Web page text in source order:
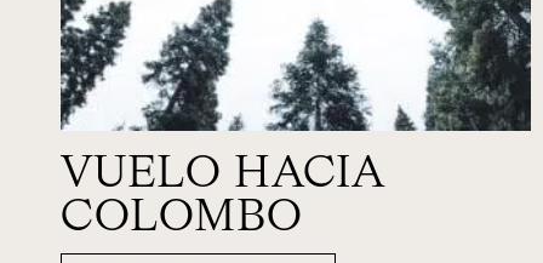
VUELO HACIA
COLOMBO